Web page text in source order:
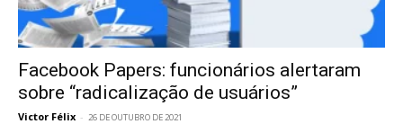
Facebook Papers: funcionários alertaram
sobre “radicalização de usuários”
Victor Félix - 26 DE OUTUBRO DE 2021